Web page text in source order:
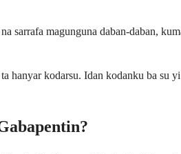
magunguna daban-daban,
hanyar kodarsu. Idan kodanku ba